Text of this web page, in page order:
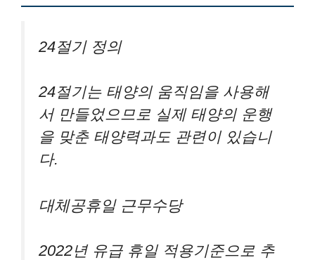
24절기 정의
24절기는 태양의 움직임을 사용해
서 만들었으므로 실제 태양의 운행
을 맞춘 태양력과도 관련이 있습니
다.
대체공휴일 근무수당
2022년 유급 휴일 적용기준으로 추